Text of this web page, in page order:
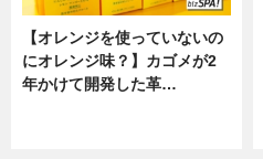
【オレンジを使っていないの
にオレンジ味？】カゴメが2
年かけて開発した革…